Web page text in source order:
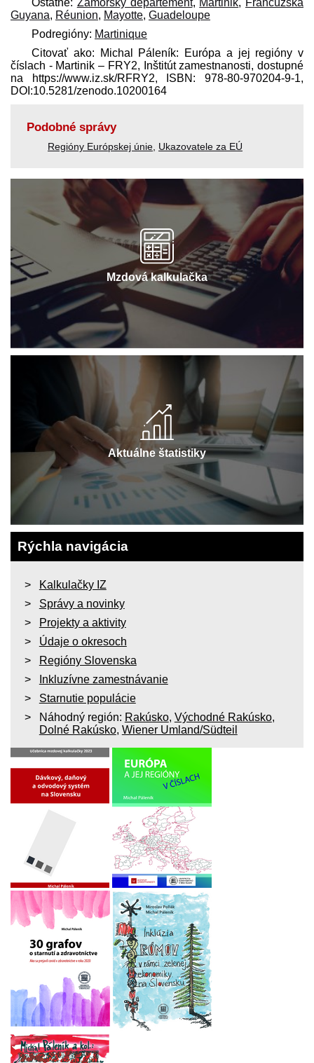
Ostatné: Zámorský departement, Martinik, Francúzska
Guyana, Réunion, Mayotte, Guadeloupe
Podregióny: Martinique
Citovať ako: Michal Páleník: Európa a jej regióny v
číslach - Martinik – FRY2, Inštitút zamestnanosti, dostupné
na https://www.iz.sk/​RFRY2, ISBN: 978-80-970204-9-1,
DOI:10.5281/zenodo.10200164
Podobné správy
Regióny Európskej únie Ukazovatele za EÚ
Mzdová kalkulačka
Aktuálne štatistiky
Rýchla navigácia
Kalkulačky IZ
Správy a novinky
Projekty a aktivity
Údaje o okresoch
Regióny Slovenska
Inkluzívne zamestnávanie
Starnutie populácie
Náhodný región: Rakúsko, Východné Rakúsko,
Dolné Rakúsko, Wiener Umland/Südteil